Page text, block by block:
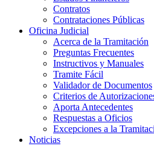
Contratos
Contrataciones Públicas
Oficina Judicial
Acerca de la Tramitación
Preguntas Frecuentes
Instructivos y Manuales
Tramite Fácil
Validador de Documentos
Criterios de
Aporta Antecedentes
Respuestas a Oficios
Excepciones a la
Noticias